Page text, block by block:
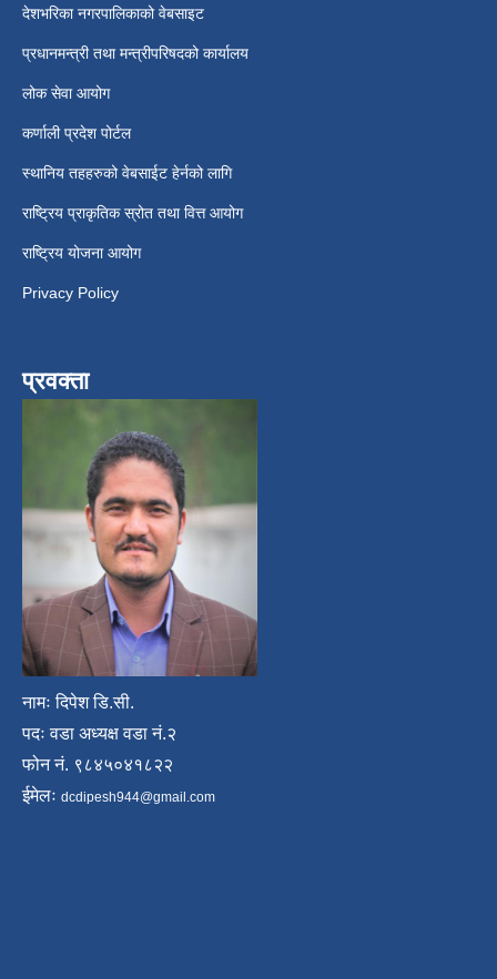
देशभरिका नगरपालिकाको वेबसाइट
प्रधानमन्त्री तथा मन्त्रीपरिषदको कार्यालय
लोक सेवा आयोग
कर्णाली प्रदेश पोर्टल
स्थानिय तहहरुको वेबसाईट हेर्नको लागि
राष्ट्रिय प्राकृतिक स्रोत तथा वित्त आयोग
राष्ट्रिय योजना आयोग
Privacy Policy
प्रवक्ता
नामः दिपेश डि.सी.
पदः वडा अध्यक्ष वडा नं.२
फोन नं. ९८४५०४१८२२
ईमेलः dcdipesh944@gmail.com